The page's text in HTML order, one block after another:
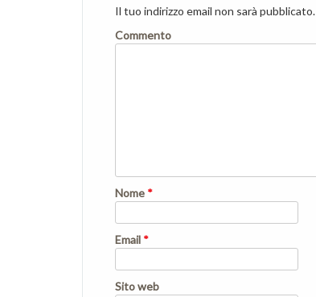
Il tuo indirizzo email non sarà pubblicato.
Commento
Nome *
Email *
Sito web